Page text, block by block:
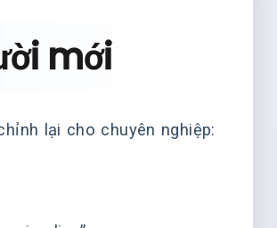
mới
lại cho chuyên nghiệp: